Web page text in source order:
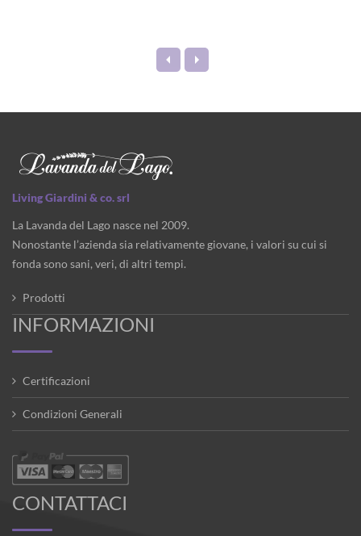
Living Giardini & co. srl
La Lavanda del Lago nasce nel 2009.
Nonostante l’azienda sia relativamente giovane, i valori su cui si
fonda sono sani, veri, di altri tempi.
Prodotti
INFORMAZIONI
Certificazioni
Condizioni Generali
CONTATTACI